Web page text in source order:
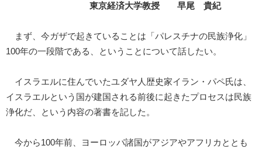
東京経済大学教授 早尾 貴紀
まず、今ガザで起きていることは「パレスチナの民族浄化」
100年の一段階である、ということについて話したい。
イスラエルに住んでいたユダヤ人歴史家イラン・パペ氏は、
イスラエルという国が建国される前後に起きたプロセスは民族
浄化だ、という内容の著書を記した。
今から100年前、ヨーロッパ諸国がアジアやアフリカととも